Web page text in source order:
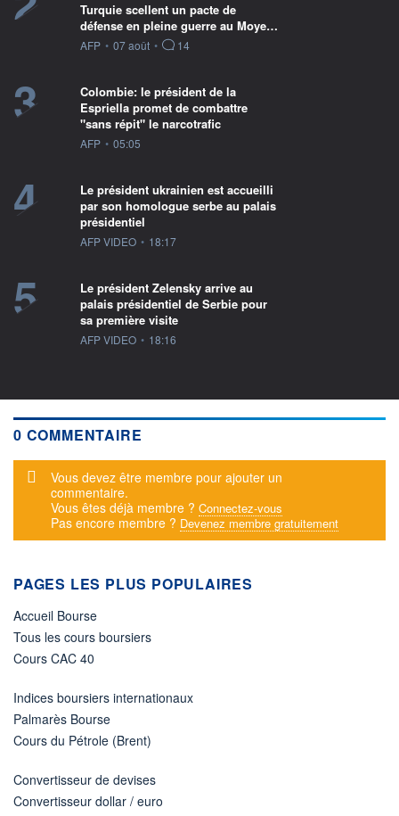
Turquie scellent un pacte de
défense en pleine guerre au Moye…
information fournie par
AFP • 07 août • 14
3
Colombie: le président de la
Espriella promet de combattre
"sans répit" le narcotrafic
information fournie par
AFP • 05:05
4
Le président ukrainien est accueilli
par son homologue serbe au palais
présidentiel
information fournie par
AFP VIDEO • 18:17
5
Le président Zelensky arrive au
palais présidentiel de Serbie pour
sa première visite
information fournie par
AFP VIDEO • 18:16
0 COMMENTAIRE
Message d'alerte
Vous devez être membre pour ajouter un
commentaire.
Vous êtes déjà membre ? Connectez-vous
Pas encore membre ? Devenez membre gratuitement
PAGES LES PLUS POPULAIRES
Accueil Bourse
Tous les cours boursiers
Cours CAC 40
Indices boursiers internationaux
Palmarès Bourse
Cours du Pétrole (Brent)
Convertisseur de devises
Convertisseur dollar / euro